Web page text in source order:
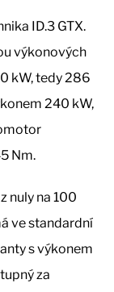
ID.3 GTX.
výkonových
kW, tedy 286
240 kW,
Nm.
nuly na 100
ve standardní
s výkonem
za